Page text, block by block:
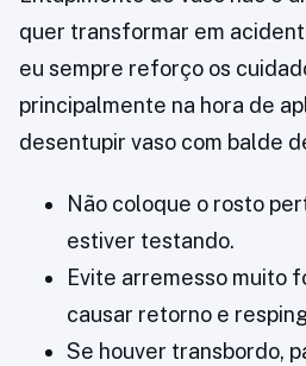
quer transformar em
eu sempre reforço os
principalmente na hora de
desentupir vaso com balde
Não coloque o rosto
estiver testando.
Evite arremesso muito
causar retorno e
Se houver transbordo,